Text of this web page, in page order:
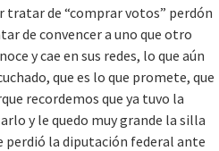
tratar de “comprar votos” perdón
de convencer a uno que otro
y cae en sus redes, lo que aún
que es lo que promete, que
recordemos que ya tuvo la
y le quedo muy grande la silla
perdió la diputación federal ante